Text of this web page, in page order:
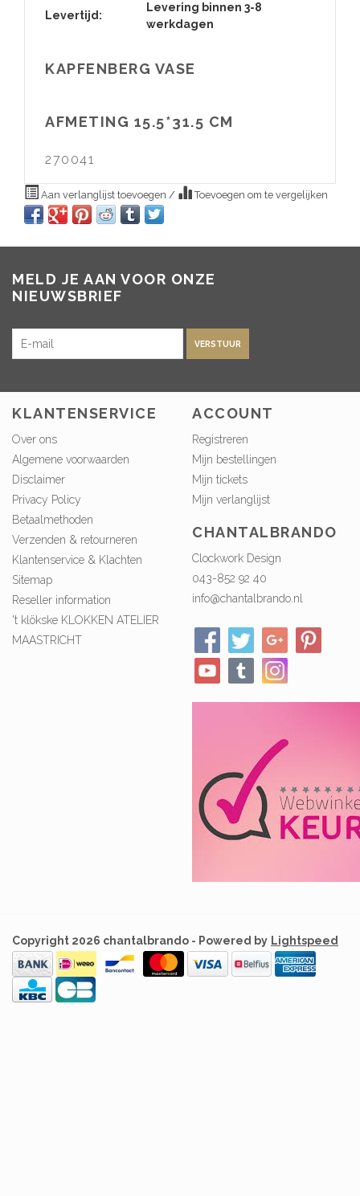
Levertijd:
Levering binnen 3-8
werkdagen
KAPFENBERG VASE
AFMETING 15.5*31.5 CM
270041
Aan verlanglijst toevoegen / Toevoegen om te vergelijken
MELD JE AAN VOOR ONZE
NIEUWSBRIEF
VERSTUUR
KLANTENSERVICE
Over ons
Algemene voorwaarden
Disclaimer
Privacy Policy
Betaalmethoden
Verzenden & retourneren
Klantenservice & Klachten
Sitemap
Reseller information
't klökske KLOKKEN ATELIER
MAASTRICHT
ACCOUNT
Registreren
Mijn bestellingen
Mijn tickets
Mijn verlanglijst
CHANTALBRANDO
Clockwork Design
043-852 92 40
info@chantalbrando.nl
Copyright 2026 chantalbrando - Powered by Lightspeed